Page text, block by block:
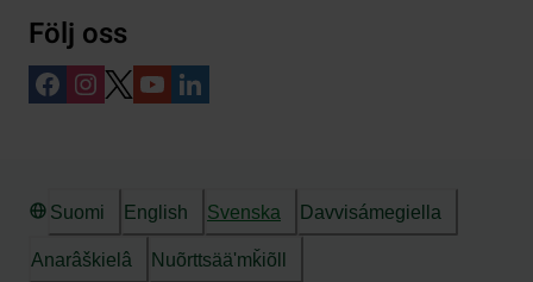
Följ oss
Suomi English Svenska Davvisámegiella
Anarâškielâ Nuõrttsääʹmǩiõll